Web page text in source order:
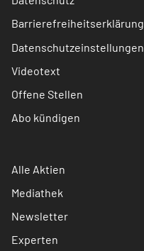
Barrierefreiheitserklärung
Datenschutzeinstellungen
Videotext
Offene Stellen
Abo kündigen
Alle Aktien
Mediathek
Newsletter
Experten